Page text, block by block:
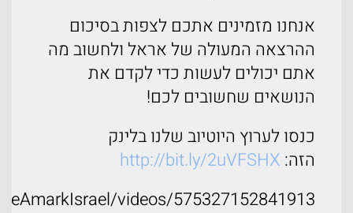
אנחנו מזמינים אתכם לצפות בסיכום
ההרצאה המעולה של אראל ולחשוב מה
אתם יכולים לעשות כדי לקדם את
הנושאים שחשובים לכם!
כנסו לערוץ היוטיוב שלנו בלינק
הזה: http://bit.ly/2uVFSHX
videos/575327152841913/